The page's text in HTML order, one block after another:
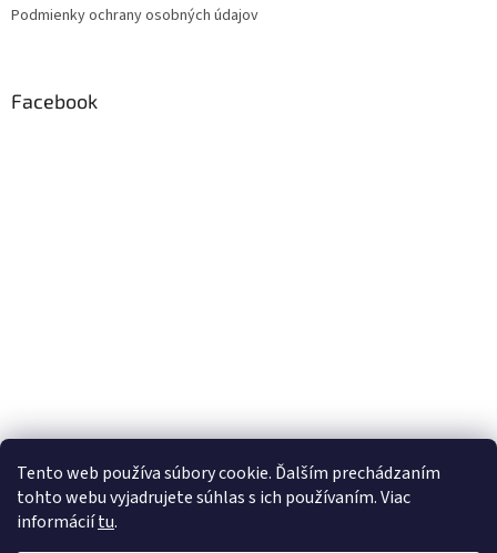
Tento web používa súbory cookie. Ďalším prechádzaním
tohto webu vyjadrujete súhlas s ich používaním. Viac
informáciítu.
Podmienky ochrany osobných údajov
Facebook